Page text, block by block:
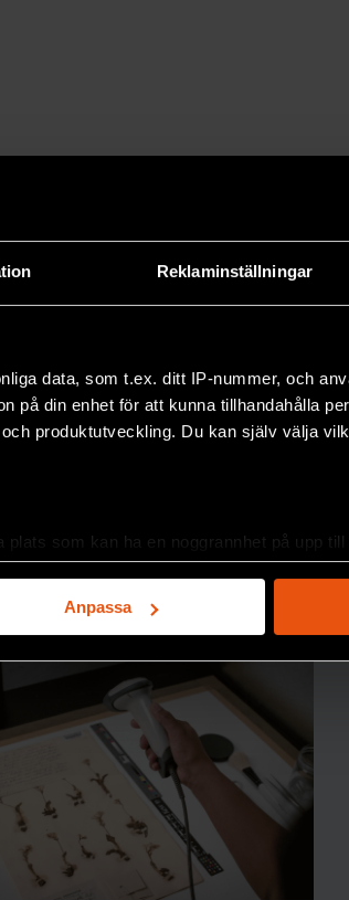
Reklaminställningar
data, som t.ex. ditt IP-nummer, och
på din enhet för att kunna tillhandahålla
produktutveckling. Du kan själv välja
som kan ha en noggrannhet på upp till
den för specifika kännetecken
behandlas och ställ in dina preferenser i
och annonserna till användarna,
även sådana identifierare och
som vi samarbetar med. Dessa kan i
eller som de har samlat in när du har
Anpassa